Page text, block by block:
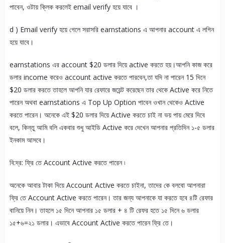
পাবেন, ওটায় ক্লিক করলেই email verify হয়ে যাবে ।
d ) Email verify হয়ে গেলে সরাসরি earnstations এ আপনার account এ লগিন
হয়ে যাবে।
earnstations এর account $20 ডলার দিয়ে active করতে হয়।আপনি কাজ করে
ডলার income করেও account active করতে পারবেন,তা যদি না পারেন 15 দিনে
$20 ডলার করতে তাহলে আপনি যার রেফারে জয়েন্ট করেছেন তার থেকে Active করে নিতে
পারেন অথবা earnstations এ Top Up Option পাবেন ওখান থেকেও Active
করতে পারেন। অনেকে এই $20 ডলার দিয়ে Active করতে চাই না ভয় পায় মেরে দিবে
বলে, কিন্তু আমি বলি একবার শুধু আইডি Active করে দেখেন আপনার প্রতিদিন ১-৫ ডলার
ইনকাম আসবে।
বি:দ্র: ফ্রি তে Account Active করতে পারেন ৷
অনেকে আবার টাকা দিয়ে Account Active করতে চাইনা, তাদের কে বলবো আপনারা
ফ্রি তে Account Active করতে পারেন। তার জন্য আপনাকে যা করতে হবে ৪টি রেফার
বানিয়ে নিন। তাহলে ১৫ দিনে আপনার ১৫ ডলার + ৪ টি রেফর হতে ১৫ দিনে ৬ ডলার
১৫+৬=২১ ডলার। এভাবে Account Active করতে পারেন ফ্রি তে।